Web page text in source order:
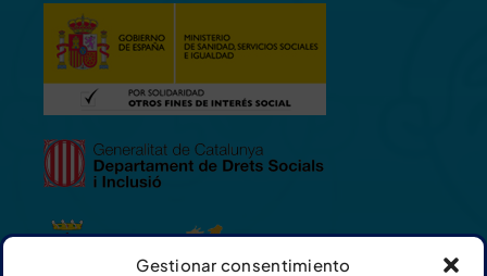
Gestionar consentimiento